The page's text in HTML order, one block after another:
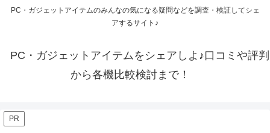
PC・ガジェットアイテムのみんなの気になる疑問などを調査・検証してシェ
アするサイト♪
PC・ガジェットアイテムをシェアしよ♪口コミや評判
から各機比較検討まで！
PR